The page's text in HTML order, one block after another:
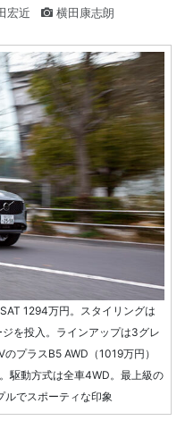
宏近 横田康志朗
1294万円。スタイリングは
を投入。ラインアップは3グレ
プラスB5 AWD（1019万円）
駆動方式は全車4WD。最上級の
ルでスポーティな印象